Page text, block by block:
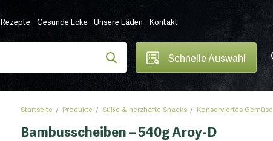
Rezepte Gesunde Ecke Unsere Läden Kontakt
Schnelle Auswahl
Startseite Produkte Süße & herzhafte Snacks Konserviertes Gemüse
Bambusscheiben – 540g Aroy-D